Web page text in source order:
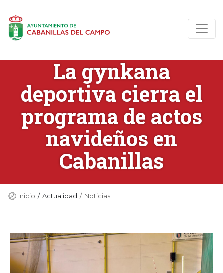
La gynkana
deportiva cierra el
programa de actos
navideños en
Cabanillas
Inicio Actualidad Noticias